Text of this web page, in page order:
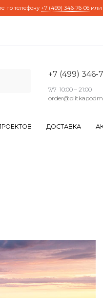
по телефону +7 (499) 346-76-06 или
+7 (499) 346-
7/7 10:00 – 21:00
ДОСТАВКА